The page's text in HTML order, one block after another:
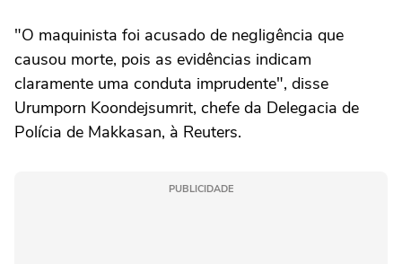
"O maquinista ‌foi acusado de ‌negligência que
causou morte, pois ⁠as evidências indicam
claramente uma conduta imprudente", disse
Urumporn Koondejsumrit, chefe da Delegacia de
Polícia de Makkasan, à Reuters.
PUBLICIDADE